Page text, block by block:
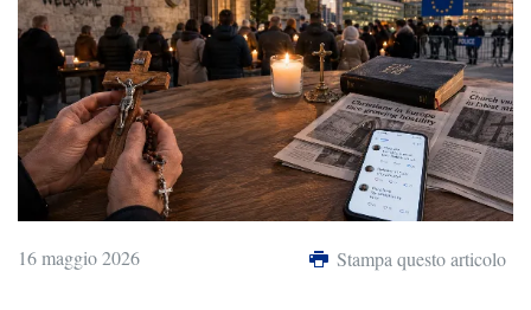
16 maggio 2026 Stampa questo articolo